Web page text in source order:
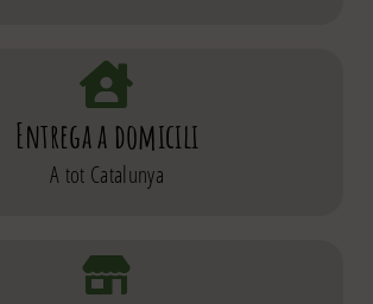
Entrega a domicili
A tot Catalunya